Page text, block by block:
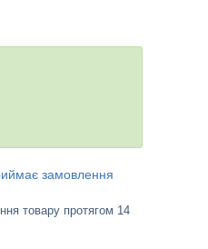
замовлення
товару протягом 14